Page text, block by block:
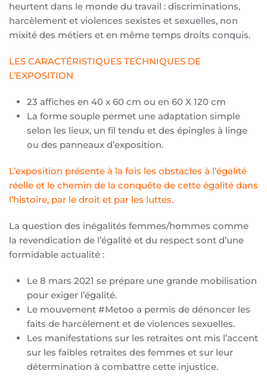
heurtent dans le monde du travail : discriminations,
harcèlement et violences sexistes et sexuelles, non
mixité des métiers et en même temps droits conquis.
LES CARACTÉRISTIQUES TECHNIQUES DE
L’EXPOSITION
23 affiches en 40 x 60 cm ou en 60 X 120 cm
La forme souple permet une adaptation simple
selon les lieux, un fil tendu et des épingles à linge
ou des panneaux d’exposition.
L’exposition présente à la fois les obstacles à l’égalité
réelle et le chemin de la conquête de cette égalité dans
l’histoire, par le droit et par les luttes.
La question des inégalités femmes/hommes comme
la revendication de l’égalité et du respect sont d’une
formidable actualité :
Le 8 mars 2021 se prépare une grande mobilisation
pour exiger l’égalité.
Le mouvement #Metoo a permis de dénoncer les
faits de harcèlement et de violences sexuelles.
Les manifestations sur les retraites ont mis l’accent
sur les faibles retraites des femmes et sur leur
détermination à combattre cette injustice.